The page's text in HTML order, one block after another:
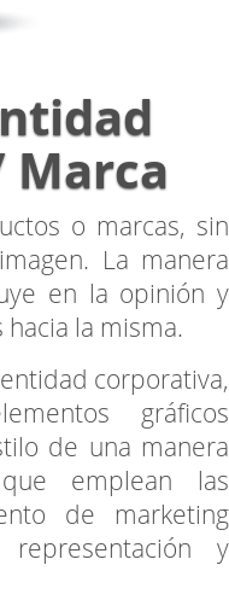
o marcas, sin
La manera
en la opinión y
la misma.
corporativa,
gráficos
de una manera
emplean las
de marketing
y